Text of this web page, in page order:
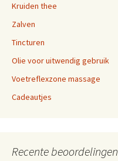
Kruiden thee
Zalven
Tincturen
Olie voor uitwendig gebruik
Voetreflexzone massage
Cadeautjes
Recente beoordelingen